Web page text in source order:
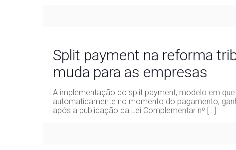
Split payment na reforma
muda para as empresas
A implementação do split payment, modelo em
automaticamente no momento do pagamento,
após a publicação da Lei Complementar nº […]